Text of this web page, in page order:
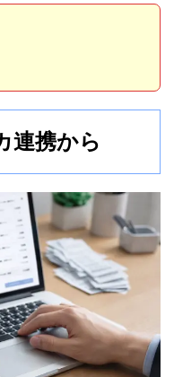
でも、めっちゃ助
連携から